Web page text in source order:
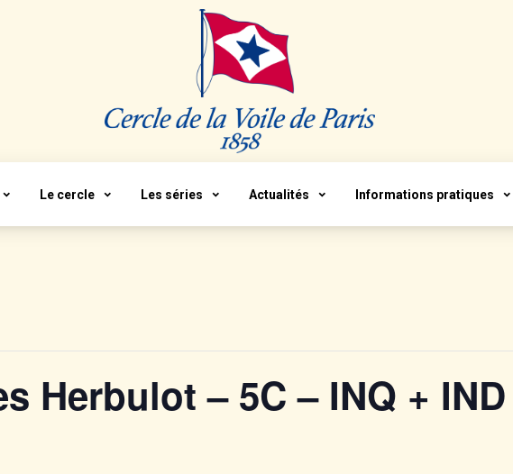
Le cercle Les séries Actualités Informations pratiques
Herbulot – 5C – INQ + IND